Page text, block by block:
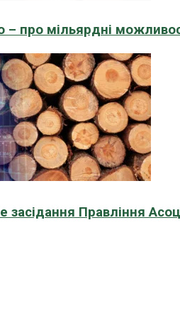
– про мільярдні
засідання Правління